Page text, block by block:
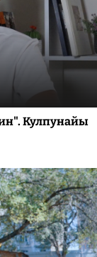
Кулпунайы